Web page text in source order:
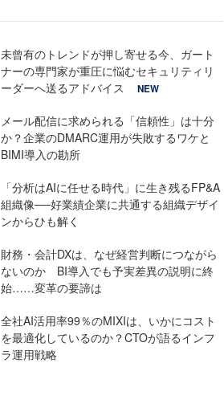
未曾有のトレンドが押し寄せる今、ガート
ナーの専門家が重圧に悩むセキュリティリ
ーダーへ送るアドバイス
NEW
メール配信に求められる「信頼性」は十分
か？企業のDMARC運用が失敗するワケと
BIMI導入の勘所
「分析はAIに任せる時代」に生き残るFP&A
組織像──好業績企業に共通する組織デザイ
ンからひも解く
財務・会計DXは、なぜ経営判断につながら
ないのか BI導入でも予実差異の説明に終
始……変革の要諦は
全社AI活用率99％のMIXIは、いかにコスト
を最適化しているのか？CTOが語るインフ
ラ運用戦略